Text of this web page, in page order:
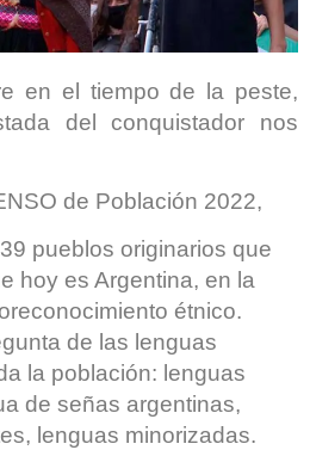
en el tiempo de la peste,
del conquistador nos
de Población 2022,
pueblos originarios que
hoy es Argentina, en la
étnico.
de las lenguas
la población: lenguas
de señas argentinas,
lenguas minorizadas.